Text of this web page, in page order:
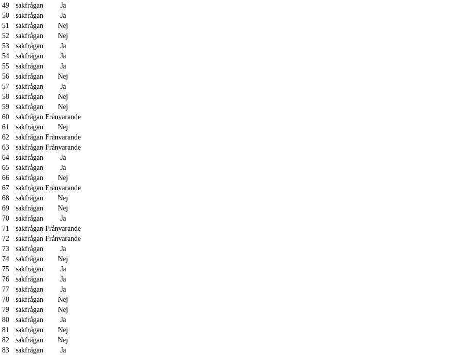
49 sakfrågan
Ja
50 sakfrågan
Ja
51 sakfrågan
Nej
52 sakfrågan
Nej
53 sakfrågan
Ja
54 sakfrågan
Ja
55 sakfrågan
Ja
56 sakfrågan
Nej
57 sakfrågan
Ja
58 sakfrågan
Nej
59 sakfrågan
Nej
60 sakfrågan Frånvarande
61 sakfrågan
Nej
62 sakfrågan Frånvarande
63 sakfrågan Frånvarande
64 sakfrågan
Ja
65 sakfrågan
Ja
66 sakfrågan
Nej
67 sakfrågan Frånvarande
68 sakfrågan
Nej
69 sakfrågan
Nej
70 sakfrågan
Ja
71 sakfrågan Frånvarande
72 sakfrågan Frånvarande
73 sakfrågan
Ja
74 sakfrågan
Nej
75 sakfrågan
Ja
76 sakfrågan
Ja
77 sakfrågan
Ja
78 sakfrågan
Nej
79 sakfrågan
Nej
80 sakfrågan
Ja
81 sakfrågan
Nej
82 sakfrågan
Nej
83 sakfrågan
Ja